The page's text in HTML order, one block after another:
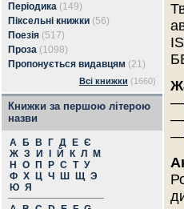
Періодика (149)
Піксельні книжки (56)
Поезія (517)
Проза (1098)
Пропонується видавцям (21)
Всі книжки (1660)
Книжки за першою літерою
назви
А Б В Г Д Е Є
Ж З И Й К Л
М
Н
О П Р С Т У
Ф Х Ц Ч Ш Щ Э
Ю Я
—
—
—